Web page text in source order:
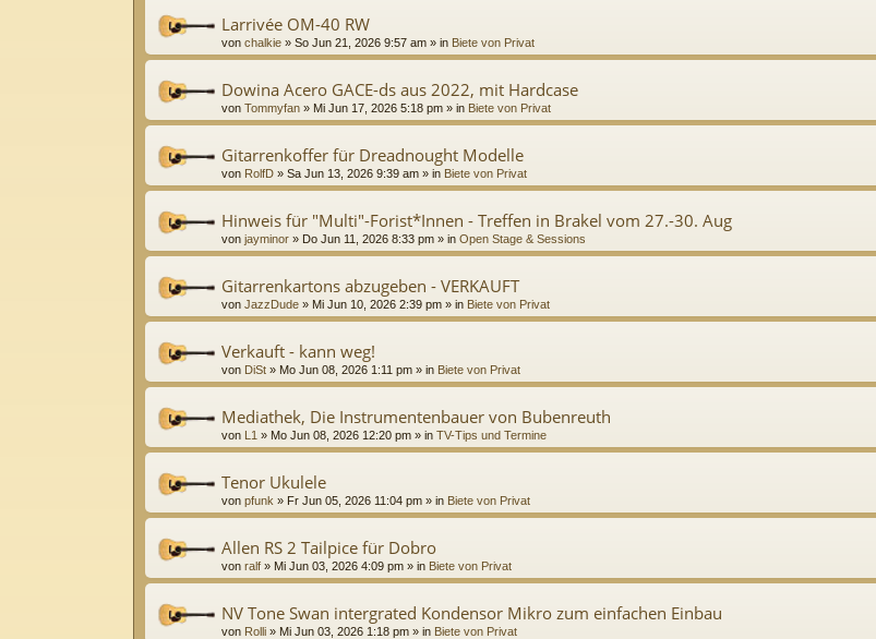
Larrivée OM-40 RW
von chalkie » So Jun 21, 2026 9:57 am » in Biete von Privat
Dowina Acero GACE-ds aus 2022, mit Hardcase
von Tommyfan » Mi Jun 17, 2026 5:18 pm » in Biete von Privat
Gitarrenkoffer für Dreadnought Modelle
von RolfD » Sa Jun 13, 2026 9:39 am » in Biete von Privat
Hinweis für "Multi"-Forist*Innen - Treffen in Brakel vom 27.-30. Aug
von jayminor » Do Jun 11, 2026 8:33 pm » in Open Stage & Sessions
Gitarrenkartons abzugeben - VERKAUFT
von JazzDude » Mi Jun 10, 2026 2:39 pm » in Biete von Privat
Verkauft - kann weg!
von DiSt » Mo Jun 08, 2026 1:11 pm » in Biete von Privat
Mediathek, Die Instrumentenbauer von Bubenreuth
von L1 » Mo Jun 08, 2026 12:20 pm » in TV-Tips und Termine
Tenor Ukulele
von pfunk » Fr Jun 05, 2026 11:04 pm » in Biete von Privat
Allen RS 2 Tailpice für Dobro
von ralf » Mi Jun 03, 2026 4:09 pm » in Biete von Privat
NV Tone Swan intergrated Kondensor Mikro zum einfachen Einbau
von Rolli » Mi Jun 03, 2026 1:18 pm » in Biete von Privat